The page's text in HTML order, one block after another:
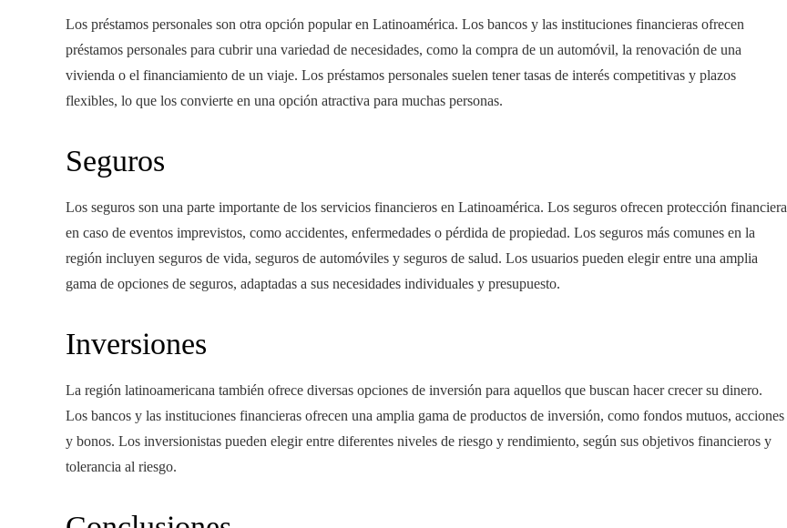
Los préstamos personales son otra opción popular en Latinoamérica. Los bancos y las instituciones financieras ofrecen
préstamos personales para cubrir una variedad de necesidades, como la compra de un automóvil, la renovación de una
vivienda o el financiamiento de un viaje. Los préstamos personales suelen tener tasas de interés competitivas y plazos
flexibles, lo que los convierte en una opción atractiva para muchas personas.
Seguros
Los seguros son una parte importante de los servicios financieros en Latinoamérica. Los seguros ofrecen protección financiera
en caso de eventos imprevistos, como accidentes, enfermedades o pérdida de propiedad. Los seguros más comunes en la
región incluyen seguros de vida, seguros de automóviles y seguros de salud. Los usuarios pueden elegir entre una amplia
gama de opciones de seguros, adaptadas a sus necesidades individuales y presupuesto.
Inversiones
La región latinoamericana también ofrece diversas opciones de inversión para aquellos que buscan hacer crecer su dinero.
Los bancos y las instituciones financieras ofrecen una amplia gama de productos de inversión, como fondos mutuos, acciones
y bonos. Los inversionistas pueden elegir entre diferentes niveles de riesgo y rendimiento, según sus objetivos financieros y
tolerancia al riesgo.